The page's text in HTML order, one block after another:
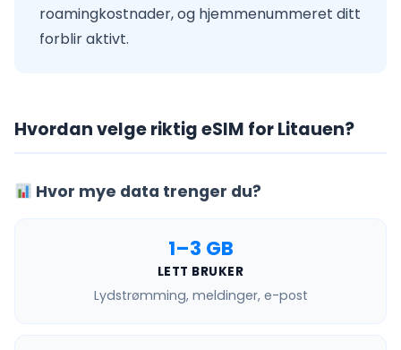
roamingkostnader, og hjemmenummeret ditt
forblir aktivt.
Hvordan velge riktig eSIM for Litauen?
Hvor mye data trenger du?
1–3 GB
LETT BRUKER
Lydstrømming, meldinger, e-post